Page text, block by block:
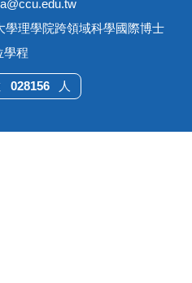
學理學院跨領域科學國際博士
學程
028156